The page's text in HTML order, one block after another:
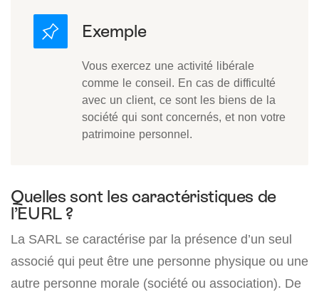
Vous exercez une activité libérale
comme le conseil. En cas de difficulté
avec un client, ce sont les biens de la
société qui sont concernés, et non votre
patrimoine personnel.
Quelles sont les caractéristiques de
l’EURL ?
La SARL se caractérise par la présence d’un seul
associé qui peut être une personne physique ou une
autre personne morale (société ou association). De